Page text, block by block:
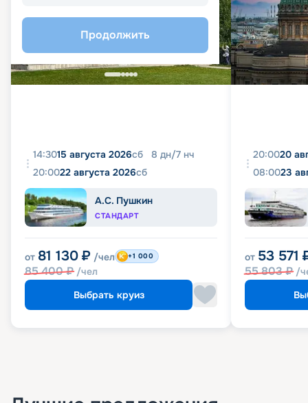
Продолжить
14:3015 августа 2026сб 8 дн/7 нч
20:0022 августа 2026сб
А.С. Пушкин
СТАНДАРТ
от 81 130 ₽ /чел
85 400₽ /чел
+1 000
Выбрать круиз
20:0020
08:0023
от 53 571
55 803₽ /